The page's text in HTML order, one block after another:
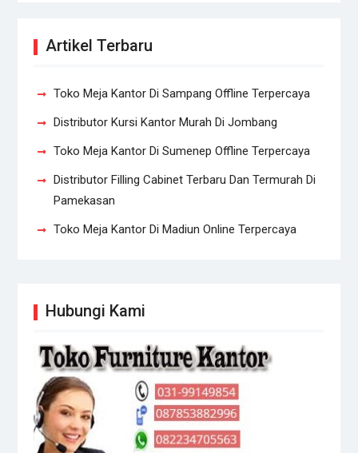
Artikel Terbaru
Toko Meja Kantor Di Sampang Offline Terpercaya
Distributor Kursi Kantor Murah Di Jombang
Toko Meja Kantor Di Sumenep Offline Terpercaya
Distributor Filling Cabinet Terbaru Dan Termurah Di
Pamekasan
Toko Meja Kantor Di Madiun Online Terpercaya
Hubungi Kami